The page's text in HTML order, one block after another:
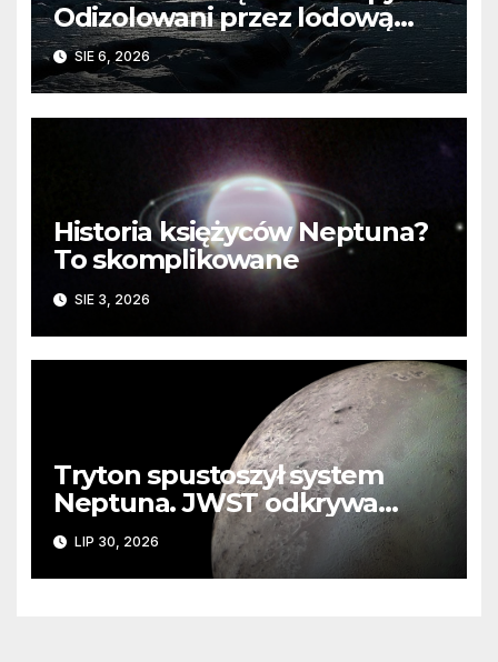
Odizolowani przez lodową
barierę
SIE 6, 2026
Historia księżyców Neptuna?
To skomplikowane
SIE 3, 2026
Tryton spustoszył system
Neptuna. JWST odkrywa
ślady kosmicznej katastrofy i
zaginionego lodu
LIP 30, 2026